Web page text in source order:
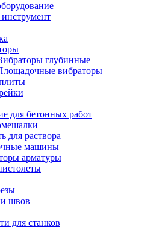
глубинные
вибраторы
для бетонных работ
для раствора
машины
арматуры
швов
для станков